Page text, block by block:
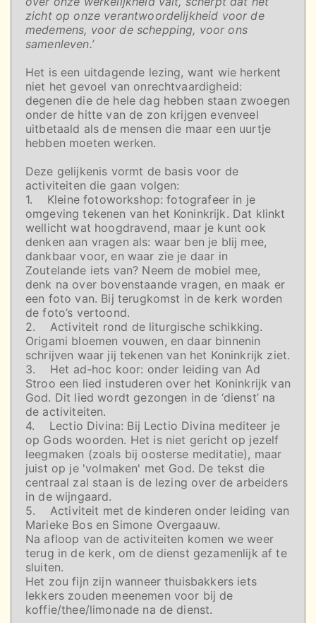
zicht op onze verantwoordelijkheid voor de
medemens, voor de schepping, voor ons
samenleven.’
Het is een uitdagende lezing, want wie herkent
niet het gevoel van onrechtvaardigheid:
degenen die de hele dag hebben staan zwoegen
onder de hitte van de zon krijgen evenveel
uitbetaald als de mensen die maar een uurtje
hebben moeten werken.
Deze gelijkenis vormt de basis voor de
activiteiten die gaan volgen:
1. Kleine fotoworkshop: fotografeer in je
omgeving tekenen van het Koninkrijk. Dat klinkt
wellicht wat hoogdravend, maar je kunt ook
denken aan vragen als: waar ben je blij mee,
dankbaar voor, en waar zie je daar in
Zoutelande iets van? Neem de mobiel mee,
denk na over bovenstaande vragen, en maak er
een foto van. Bij terugkomst in de kerk worden
de foto’s vertoond.
2. Activiteit rond de liturgische schikking.
Origami bloemen vouwen, en daar binnenin
schrijven waar jij tekenen van het Koninkrijk ziet.
3. Het ad-hoc koor: onder leiding van Ad
Stroo een lied instuderen over het Koninkrijk van
God. Dit lied wordt gezongen in de ‘dienst’ na
de activiteiten.
4. Lectio Divina: Bij Lectio Divina mediteer je
op Gods woorden. Het is niet gericht op jezelf
leegmaken (zoals bij oosterse meditatie), maar
juist op je 'volmaken' met God. De tekst die
centraal zal staan is de lezing over de arbeiders
in de wijngaard.
5. Activiteit met de kinderen onder leiding van
Marieke Bos en Simone Overgaauw.
Na afloop van de activiteiten komen we weer
terug in de kerk, om de dienst gezamenlijk af te
sluiten.
Het zou fijn zijn wanneer thuisbakkers iets
lekkers zouden meenemen voor bij de
koffie/thee/limonade na de dienst.